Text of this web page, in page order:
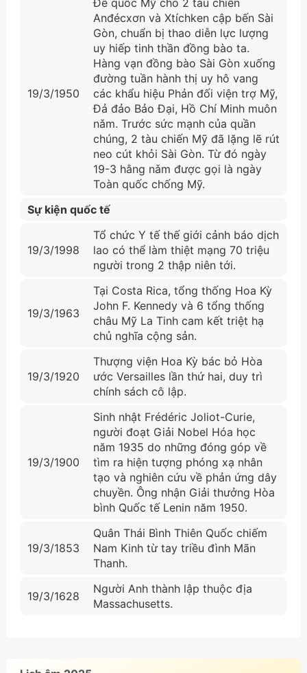
19/3/1950
Anđécxơn và Xtíchken cập bến Sài
Gòn, chuẩn bị thao diễn lực lượng
uy hiếp tinh thần đồng bào ta.
Hàng vạn đồng bào Sài Gòn xuống
đường tuần hành thị uy hô vang
các khẩu hiệu Phản đối viện trợ Mỹ,
Đả đảo Bảo Đại, Hồ Chí Minh muôn
nǎm. Trước sức mạnh của quần
chúng, 2 tàu chiến Mỹ đã lặng lẽ rút
neo cút khỏi Sài Gòn. Từ đó ngày
19-3 hằng nǎm được gọi là ngày
Toàn quốc chống Mỹ.
Sự kiện quốc tế
19/3/1998
Tổ chức Y tế thế giới cảnh báo dịch
lao có thể làm thiệt mạng 70 triệu
người trong 2 thập niên tới.
19/3/1963
Tại Costa Rica, tổng thống Hoa Kỳ
John F. Kennedy và 6 tổng thống
châu Mỹ La Tinh cam kết triệt hạ
chủ nghĩa cộng sản.
19/3/1920
Thượng viện Hoa Kỳ bác bỏ Hòa
ước Versailles lần thứ hai, duy trì
chính sách cô lập.
19/3/1900
Sinh nhật Frédéric Joliot-Curie,
người đoạt Giải Nobel Hóa học
năm 1935 do những đóng góp về
tìm ra hiện tượng phóng xạ nhân
tạo và nghiên cứu về phản ứng dây
chuyền. Ông nhận Giải thưởng Hòa
bình Quốc tế Lenin năm 1950.
19/3/1853
Quân Thái Bình Thiên Quốc chiếm
Nam Kinh từ tay triều đình Mãn
Thanh.
19/3/1628
Người Anh thành lập thuộc địa
Massachusetts.